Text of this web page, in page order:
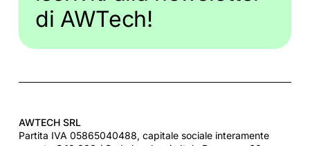
di AWTech!
AWTECH SRL
Partita IVA 05865040488, capitale sociale interamente